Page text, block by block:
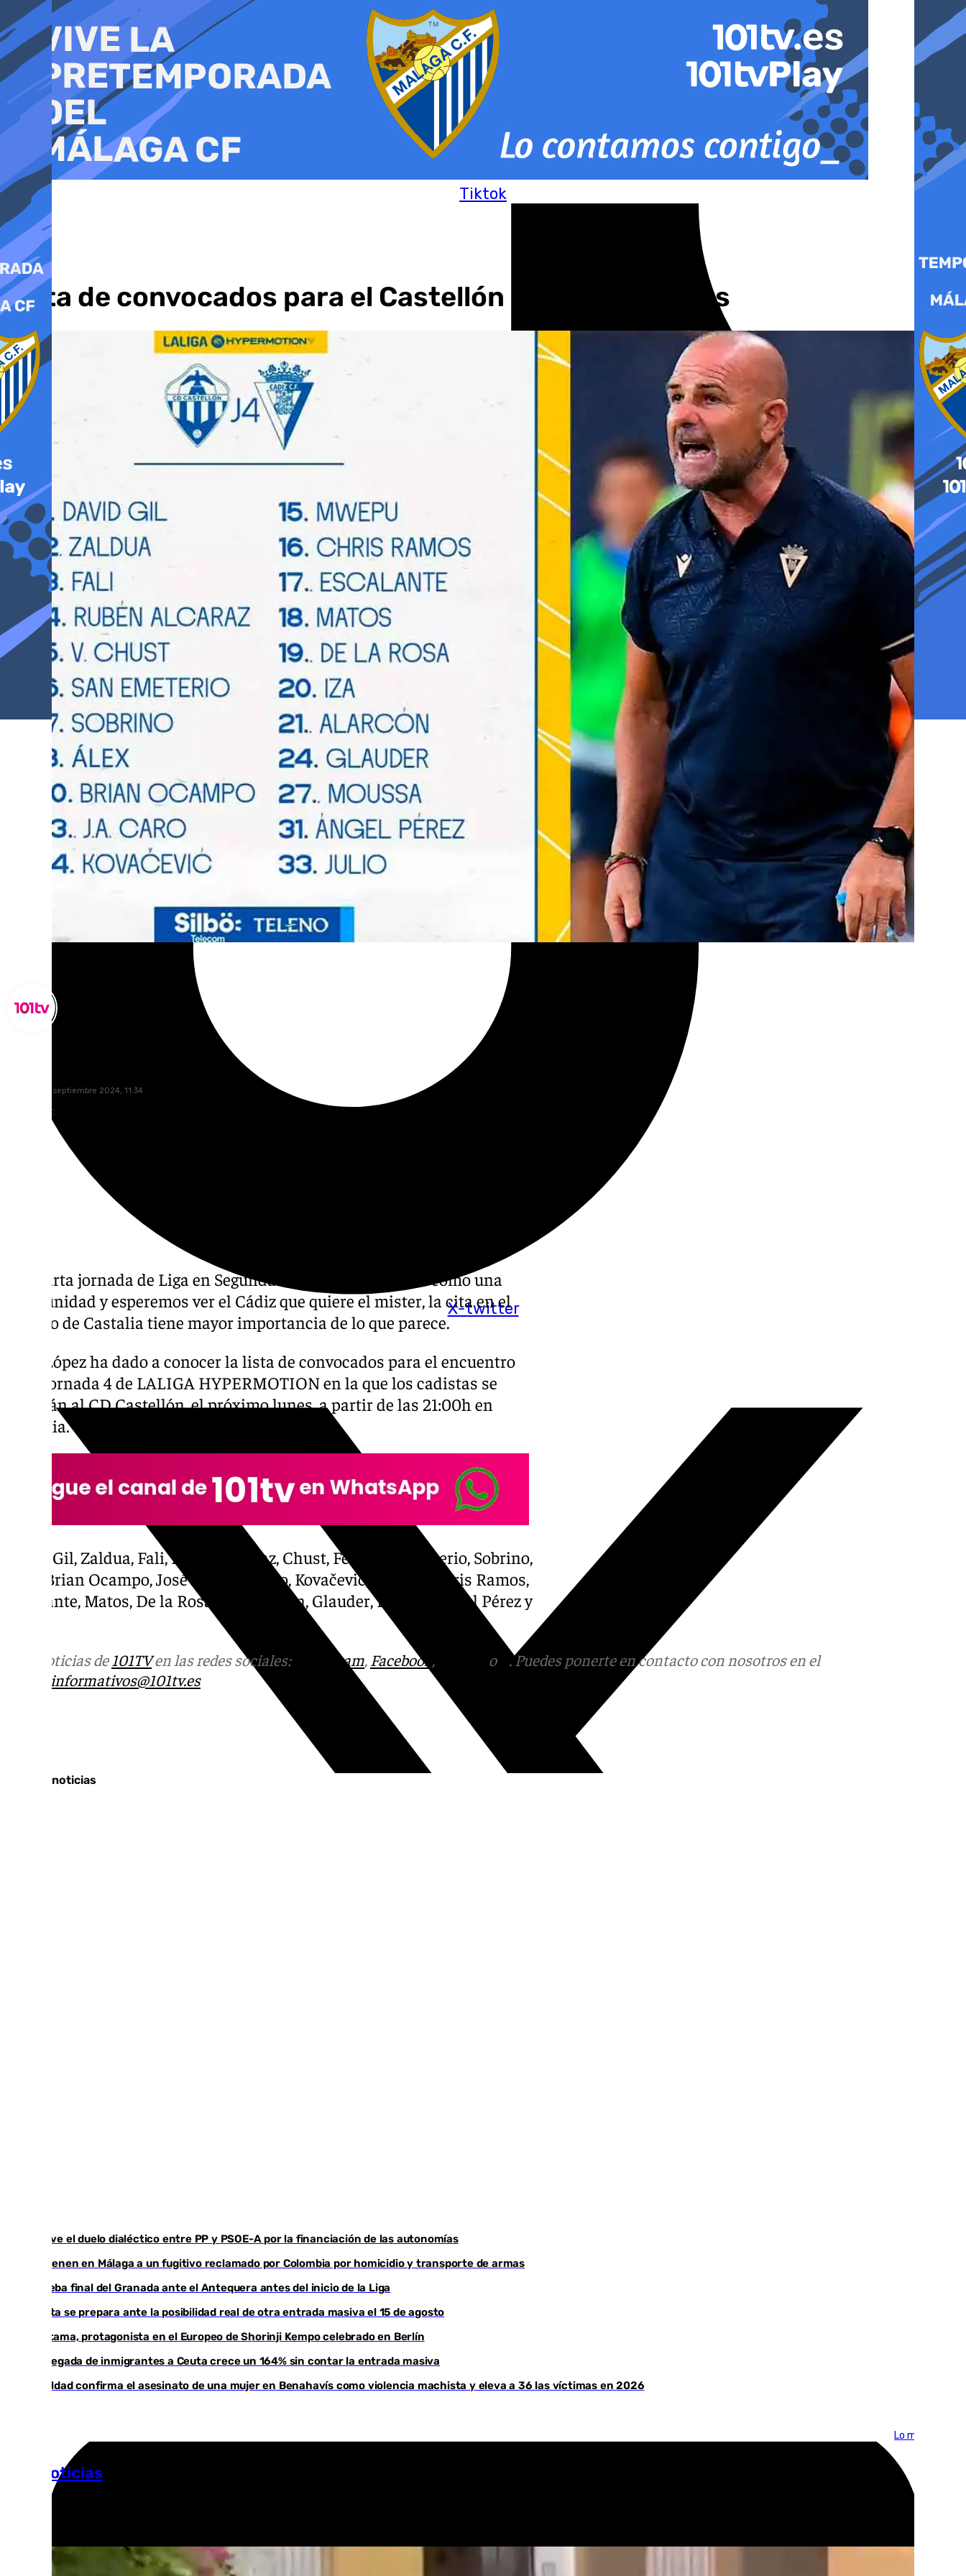
al
contenido
Tiktok
X-twitter
Lista de convocados para el Castellón – Cádiz del lunes
domingo, 8 septiembre 2024, 11:34
Compartir:
La cuarta jornada de Liga en Segunda División se presenta como una
oportunidad y esperemos ver el Cádiz que quiere el mister, la cita en el
estadio de Castalia tiene mayor importancia de lo que parece.
Paco López ha dado a conocer la lista de convocados para el encuentro
de la jornada 4 de LALIGA HYPERMOTION en la que los cadistas se
medirán al CD Castellón, el próximo lunes, a partir de las 21:00h en
Castalia.
David Gil, Zaldua, Fali, Rubén Alcaraz, Chust, Fede San Emeterio, Sobrino,
Álex, Brian Ocampo, José Antonio Caro, Kovačević, Mwepu, Chris Ramos,
Escalante, Matos, De la Rosa, Iza, Alarcón, Glauder, Diakité, Ángel Pérez y
Más noticias de 101TVen las redes sociales: Instagram, Facebook , o
. Puedes ponerte en contacto con nosotros en el
informativos@101tv.es
Últimas noticias
Vuelve el duelo dialéctico entre PP y PSOE-A por la financiación de las autonomías
Detienen en Málaga a un fugitivo reclamado por Colombia por homicidio y transporte de armas
Prueba final del Granada ante el Antequera antes del inicio de la Liga
Ceuta se prepara ante la posibilidad real de otra entrada masiva el 15 de agosto
Cártama, protagonista en el Europeo de Shorinji Kempo celebrado en Berlín
La llegada de inmigrantes a Ceuta crece un 164% sin contar la entrada masiva
Igualdad confirma el asesinato de una mujer en Benahavís como violencia machista y eleva a 36 las víctimas en 2026
Lo más visto >
Más noticias